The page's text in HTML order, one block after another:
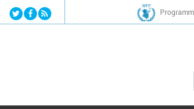
Jump to navigation